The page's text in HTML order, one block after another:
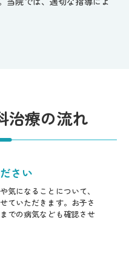
治療の流れ
さい
気になることについて、
ていただきます。お子さ
での病気なども確認させ